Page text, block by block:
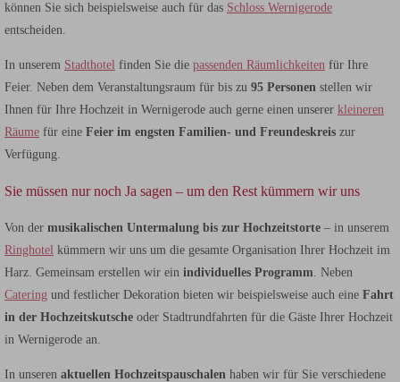
können Sie sich beispielsweise auch für das Schloss Wernigerode
entscheiden.
In unserem Stadthotel finden Sie die passenden Räumlichkeiten für Ihre
Feier. Neben dem Veranstaltungsraum für bis zu 95 Personen stellen wir
Ihnen für Ihre Hochzeit in Wernigerode auch gerne einen unserer kleineren
Räume für eine Feier im engsten Familien- und Freundeskreis zur
Verfügung.
Sie müssen nur noch Ja sagen – um den Rest kümmern wir uns
Von der musikalischen Untermalung bis zur Hochzeitstorte – in unserem
Ringhotel kümmern wir uns um die gesamte Organisation Ihrer Hochzeit im
Harz. Gemeinsam erstellen wir ein individuelles Programm. Neben
Catering und festlicher Dekoration bieten wir beispielsweise auch eine Fahrt
in der Hochzeitskutsche oder Stadtrundfahrten für die Gäste Ihrer Hochzeit
in Wernigerode an.
In unseren aktuellen Hochzeitspauschalen haben wir für Sie verschiedene